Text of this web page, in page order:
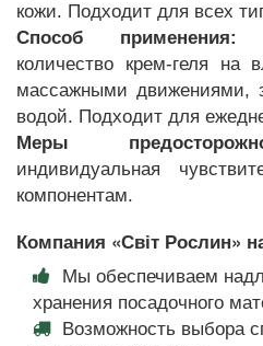
кожи. Подходит для всех
Способ применения:
количество крем-геля на
массажными движениями,
водой. Подходит для
Меры
индивидуальная
компонентам.
Компания «Світ Рослин»
Мы обеспечиваем
хранения посадочного
Возможность выбора